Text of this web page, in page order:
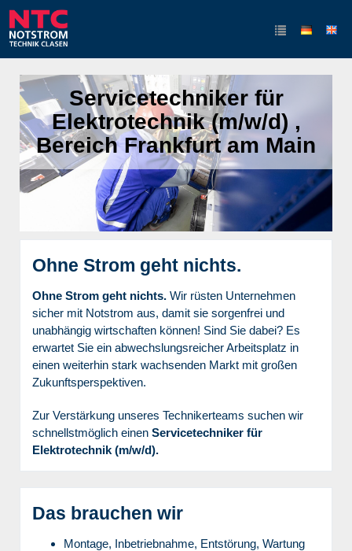
Servicetechniker für
Elektrotechnik (m/w/d) ,
Bereich Frankfurt am Main
Ohne Strom geht nichts.
Ohne Strom geht nichts. Wir rüsten Unternehmen
sicher mit Notstrom aus, damit sie sorgenfrei und
unabhängig wirtschaften können! Sind Sie dabei? Es
erwartet Sie ein abwechslungsreicher Arbeitsplatz in
einen weiterhin stark wachsenden Markt mit großen
Zukunftsperspektiven.
Zur Verstärkung unseres Technikerteams suchen wir
schnellstmöglich einen Servicetechniker für
Elektrotechnik (m/w/d).
Das brauchen wir
Montage, Inbetriebnahme, Entstörung, Wartung